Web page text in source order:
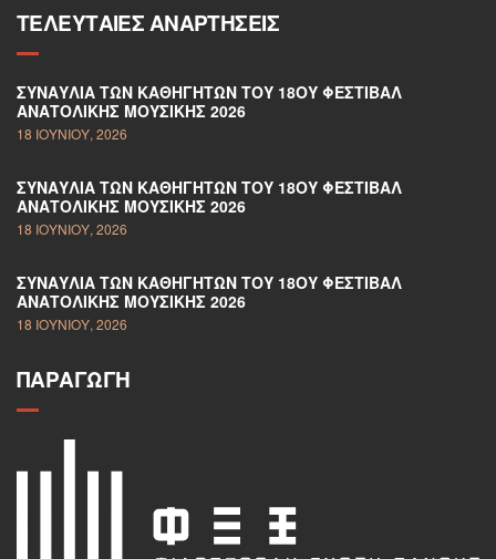
ΤΕΛΕΥΤΑΊΕΣ ΑΝΑΡΤΉΣΕΙΣ
ΣΥΝΑΥΛΊΑ ΤΩΝ ΚΑΘΗΓΗΤΏΝ ΤΟΥ 18ΟΥ ΦΕΣΤΙΒΆΛ
ΑΝΑΤΟΛΙΚΉΣ ΜΟΥΣΙΚΉΣ 2026
18 ΙΟΥΝΊΟΥ, 2026
ΣΥΝΑΥΛΊΑ ΤΩΝ ΚΑΘΗΓΗΤΏΝ ΤΟΥ 18ΟΥ ΦΕΣΤΙΒΆΛ
ΑΝΑΤΟΛΙΚΉΣ ΜΟΥΣΙΚΉΣ 2026
18 ΙΟΥΝΊΟΥ, 2026
ΣΥΝΑΥΛΊΑ ΤΩΝ ΚΑΘΗΓΗΤΏΝ ΤΟΥ 18ΟΥ ΦΕΣΤΙΒΆΛ
ΑΝΑΤΟΛΙΚΉΣ ΜΟΥΣΙΚΉΣ 2026
18 ΙΟΥΝΊΟΥ, 2026
ΠΑΡΑΓΩΓΉ